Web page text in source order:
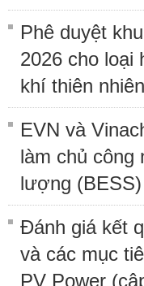
Phê duyệt
2026 cho loại
khí thiên nhiên
EVN và
làm chủ công
lượng (BESS)
Đánh giá kết
và các mục
PV Power